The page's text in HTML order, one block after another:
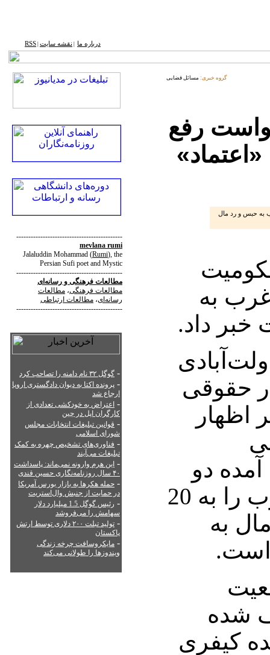
درباره ما نقشه ‌سایت RSS
--------------------------------------------
mevlana rumi
Jalaluddin Mohammad (Rumi), the
Persian Sufi poet and Mystic
--------------------------------------------
مطالعات فرهنگی و رسانه‌ای
مطالعات فرهنگی، مطالعات
رسانه‌ای، مطالعات ارتباطی
--------------------------------------------
- گوگل ۳۲ نام دامنه را تصاحب کرد
- پرونده اکتا به دیوان دادگستری اروپا
ارجاع شد
- اعتراض به خودکشی تعدادی از
کارگران اپل در چین
- قوانین تبلیغات انتخابات مجلس
شورای اسلامی
- فناوری‌های تشخیص چهره به کمک
تبلیغات می‌آیند
- این هرم وارونه نمی‌ماند: پاسداشت
۴۰ سال روزنامه‌نگاری حسین قندی
- حمله هکرها به بازار بورس آمریکا
در حمایت از جنبش وال‌استریت
-
رئیس گوگل 1.5 میلیارد دلار
سهامش را می‌فروشد
-
تولید تبلت ۲۰۰ دلاری توسط ارتش
پاکستان
- مایکروسافت چرخه زندگی
ویندوزها را طولانی می‌کند
گروه خبری: مسائل قضایی
رفع
به حبس و رد مال
غرب به
داد.
حقوقی
اظهار
دو
متهم پرونده نگین غرب را به 20
به
شده
کیفری